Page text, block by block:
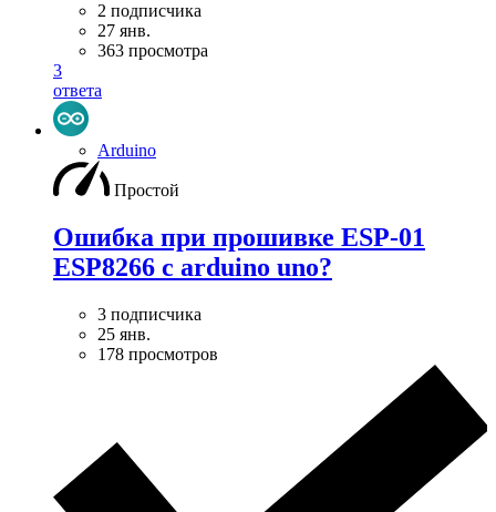
2 подписчика
27 янв.
363 просмотра
3
ответа
Arduino
Простой
Ошибка при прошивке ESP-01
ESP8266 с arduino uno?
3 подписчика
25 янв.
178 просмотров